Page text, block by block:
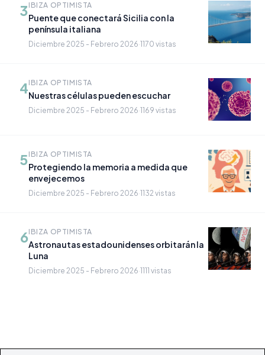
3IBIZA OPTIMISTA
Puente que conectará Sicilia con la
península italiana
Diciembre 2025 - Febrero 2026·1170 vistas
4IBIZA OPTIMISTA
Nuestras células pueden escuchar
Diciembre 2025 - Febrero 2026·1169 vistas
5IBIZA OPTIMISTA
Protegiendo la memoria a medida que
envejecemos
Diciembre 2025 - Febrero 2026·1132 vistas
6IBIZA OPTIMISTA
Astronautas estadounidenses orbitarán la
Luna
Diciembre 2025 - Febrero 2026·1111 vistas